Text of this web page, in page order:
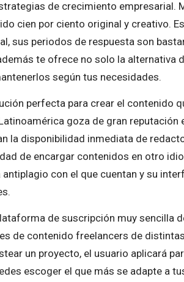
de crecimiento empresarial.
cien por ciento original y creativo.
sus periodos de respuesta son
te ofrece no solo la alternativa
según tus necesidades.
perfecta para crear el contenido
goza de gran reputación
la disponibilidad inmediata de
de encargar contenidos en otro
antiplagio con el que cuentan y su
de suscripción muy sencilla
de contenido freelancers de
un proyecto, el usuario aplicará
escoger el que más se adapte a